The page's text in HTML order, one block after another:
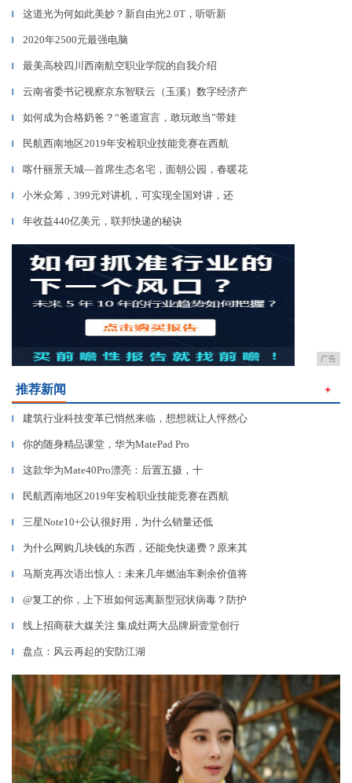
▎ 这道光为何如此美妙？新自由光2.0T，听听新
▎ 2020年2500元最强电脑
▎ 最美高校四川西南航空职业学院的自我介绍
▎ 云南省委书记视察京东智联云（玉溪）数字经济产
▎ 如何成为合格奶爸？“爸道宣言，敢玩敢当”带娃
▎ 民航西南地区2019年安检职业技能竞赛在西航
▎ 喀什丽景天城—首席生态名宅，面朝公园，春暖花
▎ 小米众筹，399元对讲机，可实现全国对讲，还
▎ 年收益440亿美元，联邦快递的秘诀
广告
推荐新闻 ＋
▎ 建筑行业科技变革已悄然来临，想想就让人怦然心
▎ 你的随身精品课堂，华为MatePad Pro
▎ 这款华为Mate40Pro漂亮：后置五摄，十
▎ 民航西南地区2019年安检职业技能竞赛在西航
▎ 三星Note10+公认很好用，为什么销量还低
▎ 为什么网购几块钱的东西，还能免快递费？原来其
▎ 马斯克再次语出惊人：未来几年燃油车剩余价值将
▎ @复工的你，上下班如何远离新型冠状病毒？防护
▎ 线上招商获大媒关注 集成灶两大品牌厨壹堂创行
▎ 盘点：风云再起的安防江湖